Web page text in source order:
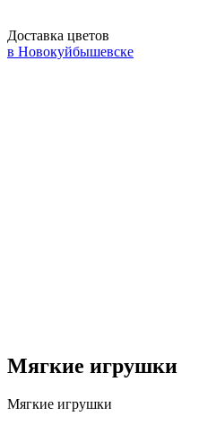
Доставка цветов
в Новокуйбышевске
Мягкие игрушки
Мягкие игрушки